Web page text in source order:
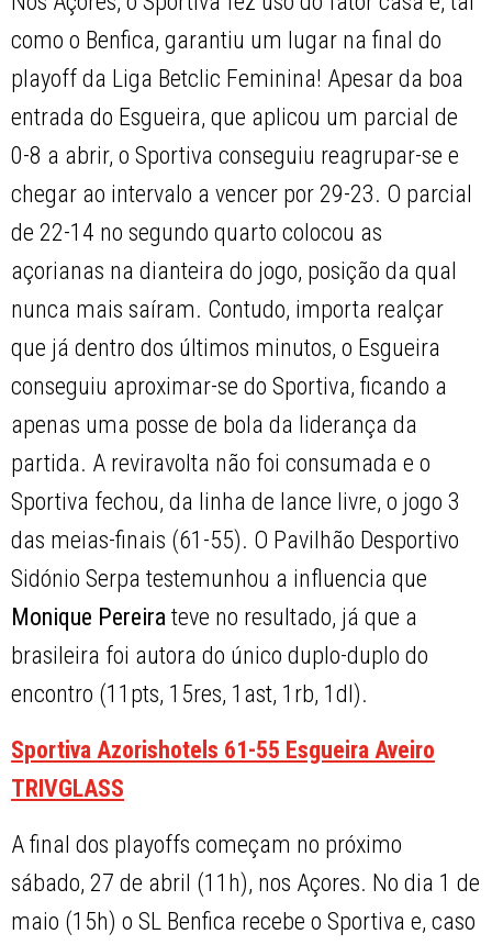
como o Benfica, garantiu um lugar na final do
playoff da Liga Betclic Feminina! Apesar da boa
entrada do Esgueira, que aplicou um parcial de
0-8 a abrir, o Sportiva conseguiu reagrupar-se e
chegar ao intervalo a vencer por 29-23. O parcial
de 22-14 no segundo quarto colocou as
açorianas na dianteira do jogo, posição da qual
nunca mais saíram. Contudo, importa realçar
que já dentro dos últimos minutos, o Esgueira
conseguiu aproximar-se do Sportiva, ficando a
apenas uma posse de bola da liderança da
partida. A reviravolta não foi consumada e o
Sportiva fechou, da linha de lance livre, o jogo 3
das meias-finais (61-55). O Pavilhão Desportivo
Sidónio Serpa testemunhou a influencia que
Monique Pereira teve no resultado, já que a
brasileira foi autora do único duplo-duplo do
encontro (11pts, 15res, 1ast, 1rb, 1dl).
Sportiva Azorishotels 61-55 Esgueira Aveiro
TRIVGLASS
A final dos playoffs começam no próximo
sábado, 27 de abril (11h), nos Açores. No dia 1 de
maio (15h) o SL Benfica recebe o Sportiva e, caso